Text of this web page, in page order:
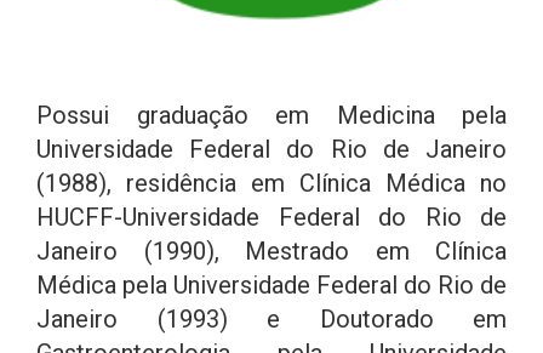
Possui graduação em Medicina pela
Universidade Federal do Rio de Janeiro
(1988), residência em Clínica Médica no
HUCFF-Universidade Federal do Rio de
Janeiro (1990), Mestrado em Clínica
Médica pela Universidade Federal do Rio de
Janeiro (1993) e Doutorado em